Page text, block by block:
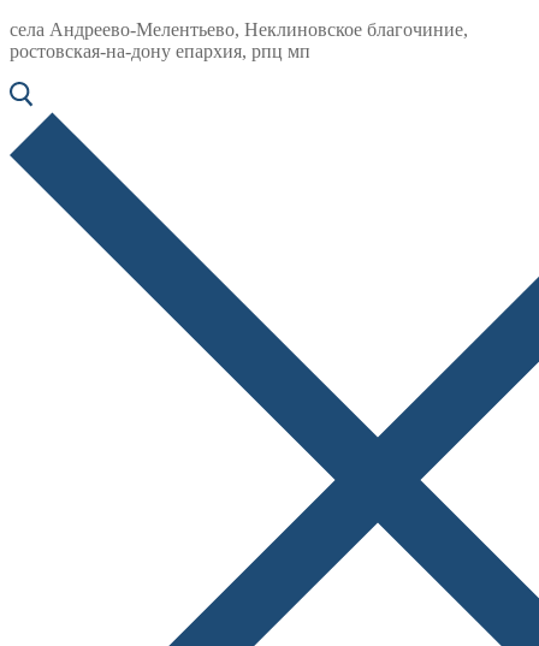
села Андреево-Мелентьево, Неклиновское благочиние,
ростовская-на-дону епархия, рпц мп